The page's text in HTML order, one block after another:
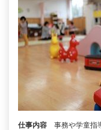
仕事内容
事務や学童指